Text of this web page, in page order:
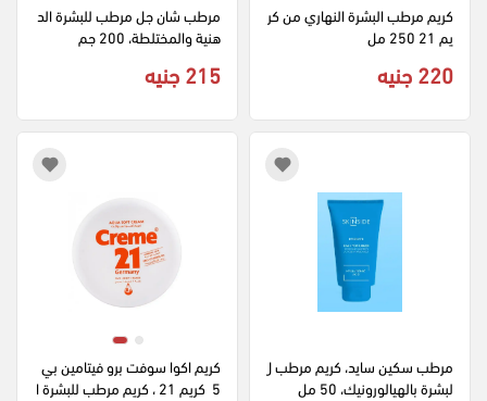
كريم مرطب البشرة النهاري من كر
يم 21 250 مل
220 جنيه
مرطب شان جل مرطب للبشرة الد
هنية والمختلطة، 200 جم
215 جنيه
مرطب سكين سايد، كريم مرطب ل
لبشرة بالهيالورونيك، 50 مل
5  كريم 21 ، كريم مرطب للبشرة ا